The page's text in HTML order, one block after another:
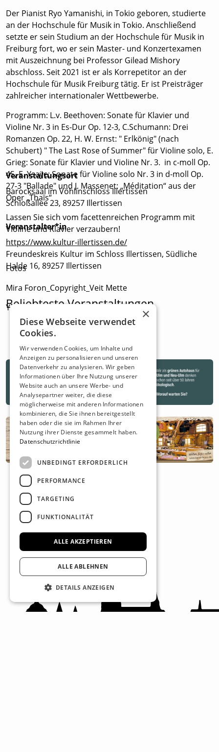
Der Pianist Ryo Yamanishi, in Tokio geboren, studierte
an der Hochschule für Musik in Tokio. Anschließend
setzte er sein Studium an der Hochschule für Musik in
Freiburg fort, wo er sein Master- und Konzertexamen
mit Auszeichnung bei Professor Gilead Mishory
abschloss. Seit 2021 ist er als Korrepetitor an der
Hochschule für Musik Freiburg tätig. Er ist Preisträger
zahlreicher internationaler Wettbewerbe.
Programm: L.v. Beethoven: Sonate für Klavier und
Violine Nr. 3 in Es-Dur Op. 12-3, C.Schumann: Drei
Romanzen Op. 22, H. W. Ernst: " Erlkönig" (nach
Schubert) " The Last Rose of Summer" für Violine solo, E.
Grieg: Sonate für Klavier und Violine Nr. 3. in c-moll Op.
45, E. Ysaÿe: Sonate für Violine solo Nr. 3 in d-moll Op.
27-3 "Ballade" und J. Massenet: „Méditation“ aus der
Oper „Thaïs“
Lassen Sie sich vom facettenreichen Programm mit
Violine und Klavier verzaubern!
Fotos
Mira Foron_Copyright_Veit Mette
Yamanishi_Copyright_Jia-Hua Chu
Veranstaltungsort
Barocksaal im Vöhlinschloss Illertissen
Schloßallee 23, 89257 Illertissen
Veranstalter*in
https://www.kultur-illertissen.de/
Freundeskreis Kultur im Schloss Illertissen, Südliche
Halde 16, 89257 Illertissen
Beliebteste Veranstaltungen
×
Diese Webseite verwendet
Cookies.
Wir verwenden Cookies, um Inhalte und
Anzeigen zu personalisieren und unseren
Datenverkehr zu analysieren. Wir geben
Informationen über Ihre Nutzung unserer
Website auch an unsere Werbe- und
Analysepartner weiter, die diese
möglicherweise mit anderen Informationen
kombinieren, die Sie ihnen bereitgestellt
haben oder die sie im Rahmen Ihrer
Nutzung ihrer Dienste gesammelt haben.
Datenschutzrichtlinie
UNBEDINGT ERFORDERLICH
PERFORMANCE
TARGETING
FUNKTIONALITÄT
ALLE AKZEPTIEREN
ALLE ABLEHNEN
DETAILS ANZEIGEN